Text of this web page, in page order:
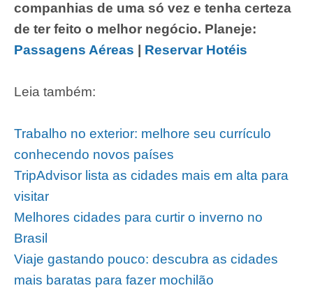
companhias de uma só vez e tenha certeza
de ter feito o melhor negócio. Planeje:
Passagens Aéreas
Reservar Hotéis
Leia também:
Trabalho no exterior: melhore seu currículo
conhecendo novos países
TripAdvisor lista as cidades mais em alta para
visitar
Melhores cidades para curtir o inverno no
Brasil
Viaje gastando pouco: descubra as cidades
mais baratas para fazer mochilão